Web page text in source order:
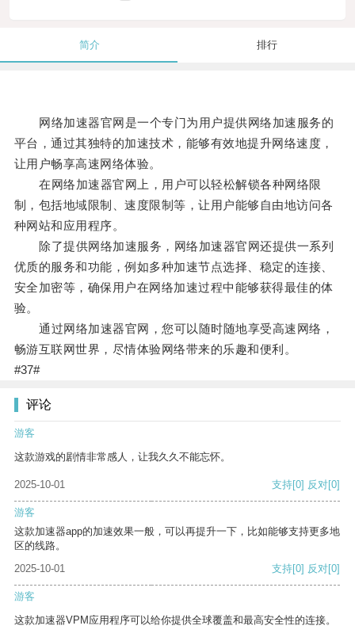
简介 排行
网络加速器官网是一个专门为用户提供网络加速服务的
平台，通过其独特的加速技术，能够有效地提升网络速度，
让用户畅享高速网络体验。
在网络加速器官网上，用户可以轻松解锁各种网络限
制，包括地域限制、速度限制等，让用户能够自由地访问各
种网站和应用程序。
除了提供网络加速服务，网络加速器官网还提供一系列
优质的服务和功能，例如多种加速节点选择、稳定的连接、
安全加密等，确保用户在网络加速过程中能够获得最佳的体
验。
通过网络加速器官网，您可以随时随地享受高速网络，
畅游互联网世界，尽情体验网络带来的乐趣和便利。
#37#
评论
游客
这款游戏的剧情非常感人，让我久久不能忘怀。
2025-10-01 支持[0] 反对[0]
游客
这款加速器app的加速效果一般，可以再提升一下，比如能够支持更多地
区的线路。
2025-10-01
支持[0] 反对[0]
游客
这款加速器VPM应用程序可以给你提供全球覆盖和最高安全性的连接。